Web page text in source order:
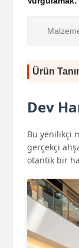
Ürün
Dev
Bu yenilikçi
gerçekçi
otantik bir